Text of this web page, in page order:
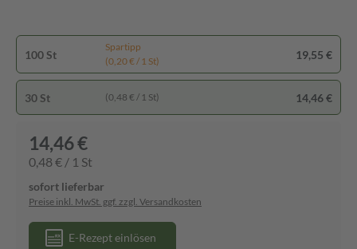
100 St
Spartipp
(0,20 € / 1 St)
19,55 €
30 St (0,48 € / 1 St) 14,46 €
14,46 €
0,48 € / 1 St
sofort lieferbar
Preise inkl. MwSt. ggf. zzgl. Versandkosten
E-Rezept einlösen